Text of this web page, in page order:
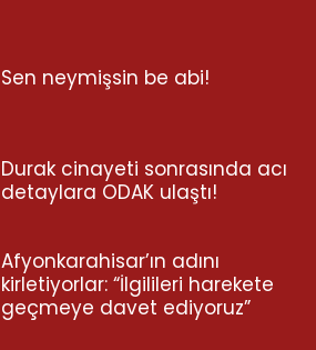
Sen neymişsin be abi!
Durak cinayeti sonrasında acı
detaylara ODAK ulaştı!
Afyonkarahisar’ın adını
kirletiyorlar: “İlgilileri harekete
geçmeye davet ediyoruz”